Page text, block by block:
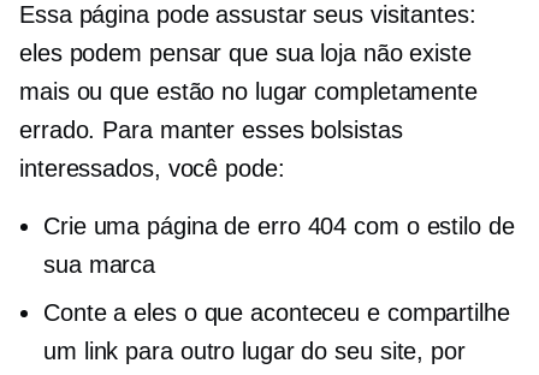
Essa página pode assustar seus visitantes:
eles podem pensar que sua loja não existe
mais ou que estão no lugar completamente
errado. Para manter esses bolsistas
interessados, você pode:
Crie uma página de erro 404 com o estilo de
sua marca
Conte a eles o que aconteceu e compartilhe
um link para outro lugar do seu site, por